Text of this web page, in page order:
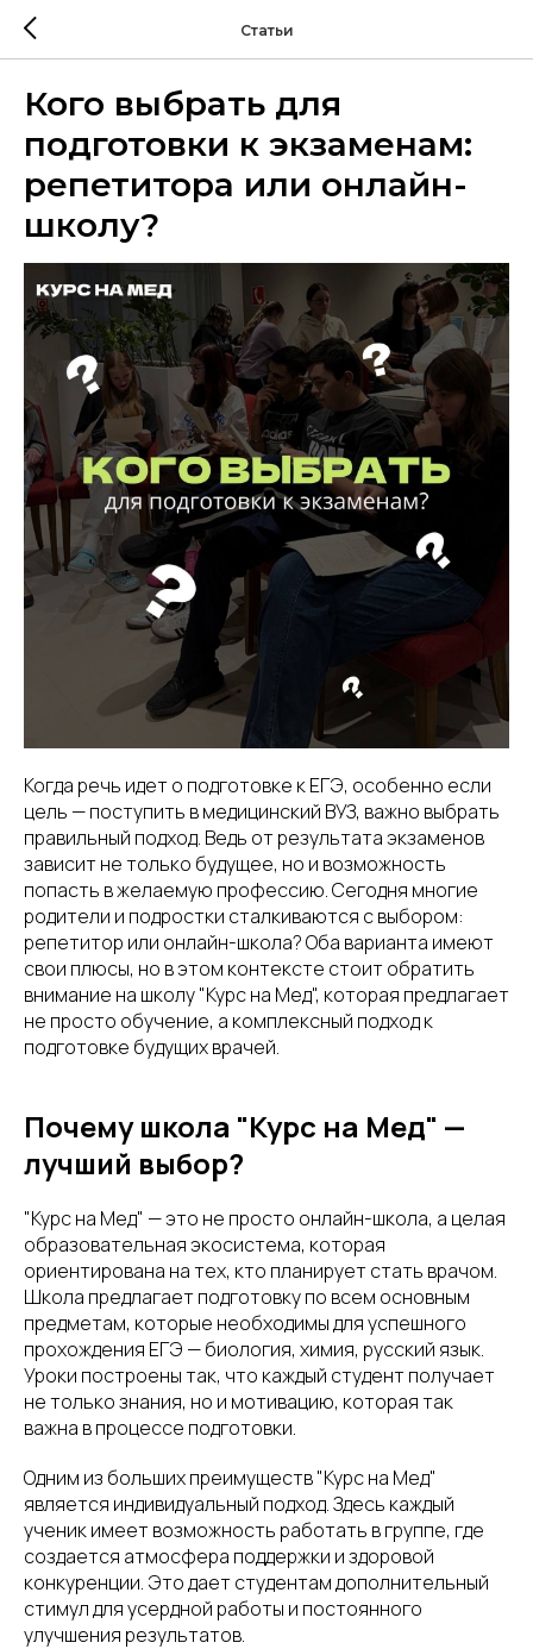
Статьи
Кого выбрать для
подготовки к экзаменам:
репетитора или онлайн-
школу?
Когда речь идет о подготовке к ЕГЭ, особенно если
цель — поступить в медицинский ВУЗ, важно выбрать
правильный подход. Ведь от результата экзаменов
зависит не только будущее, но и возможность
попасть в желаемую профессию. Сегодня многие
родители и подростки сталкиваются с выбором:
репетитор или онлайн-школа? Оба варианта имеют
свои плюсы, но в этом контексте стоит обратить
внимание на школу "Курс на Мед", которая предлагает
не просто обучение, а комплексный подход к
подготовке будущих врачей.
Почему школа "Курс на Мед" —
лучший выбор?
"Курс на Мед" — это не просто онлайн-школа, а целая
образовательная экосистема, которая
ориентирована на тех, кто планирует стать врачом.
Школа предлагает подготовку по всем основным
предметам, которые необходимы для успешного
прохождения ЕГЭ — биология, химия, русский язык.
Уроки построены так, что каждый студент получает
не только знания, но и мотивацию, которая так
важна в процессе подготовки.
Одним из больших преимуществ "Курс на Мед"
является индивидуальный подход. Здесь каждый
ученик имеет возможность работать в группе, где
создается атмосфера поддержки и здоровой
конкуренции. Это дает студентам дополнительный
стимул для усердной работы и постоянного
улучшения результатов.